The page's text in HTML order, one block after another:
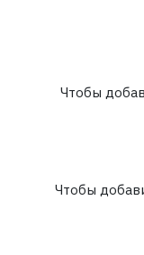
Чтобы
Чтобы